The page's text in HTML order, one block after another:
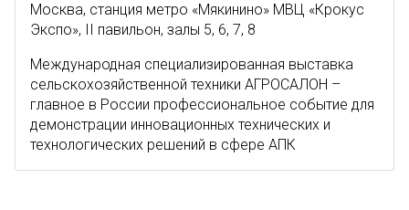
Москва, станция метро «Мякинино» МВЦ «Крокус
Экспо», II павильон, залы 5, 6, 7, 8
Международная специализированная выставка
сельскохозяйственной техники АГРОСАЛОН –
главное в России профессиональное событие для
демонстрации инновационных технических и
технологических решений в сфере АПК